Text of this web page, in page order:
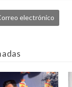
electrónico